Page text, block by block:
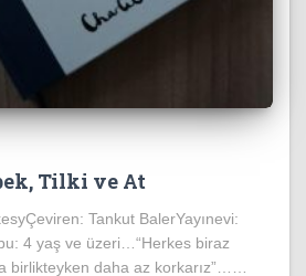
Tilki ve At
Tankut BalerYayınevi:
4 yaş ve üzeri…“Herkes biraz
birlikteyken daha az korkarız”……